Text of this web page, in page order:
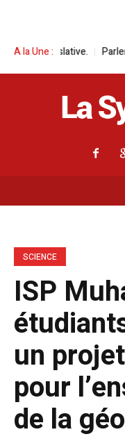
A la Une :
panafricain : à
SCIENCE
ISP
un
pour
de la